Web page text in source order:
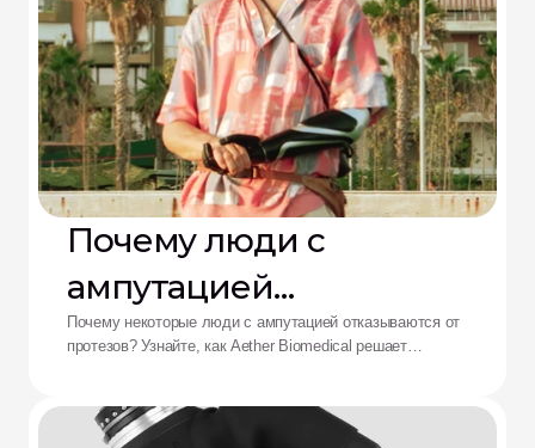
Почему люди с
ампутацией
отказываются от
Aether
Почему некоторые люди с ампутацией отказываются от
протезов? Узнайте, как Aether Biomedical решает